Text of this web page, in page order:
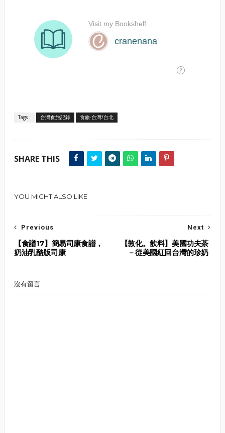
Tags : 台灣食旅記錄 食旅-台灣/台北
SHARE THIS
YOU MIGHT ALSO LIKE
Next
【敦化。飲料】美國功夫茶
－從美國紅回台灣的珍奶
Previous
【食譜17】簡易司康食譜，
奶油乳酪版司康
沒有留言: